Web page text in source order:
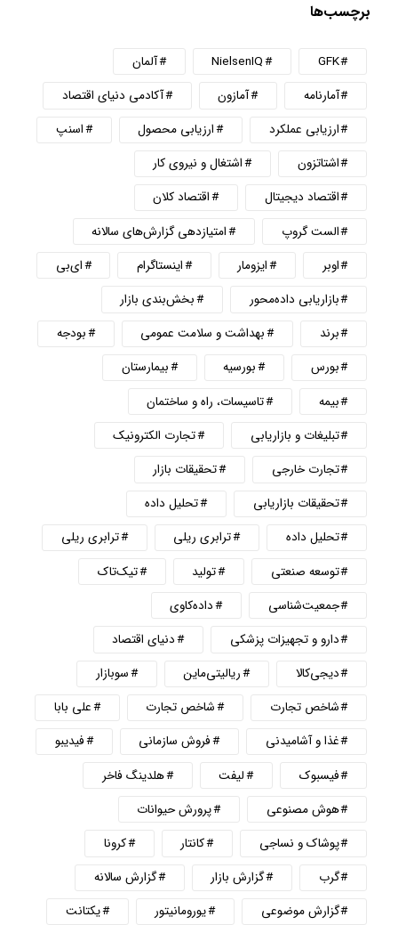
برچسب‌ها
GFK
NielsenIQ
آلمان
آمارنامه
آمازون
آکادمی دنیای اقتصاد
ارزیابی عملکرد
ارزیابی محصول
اسنپ
اشتاتزون
اشتغال و نیروی کار
اقتصاد دیجیتال
اقتصاد کلان
الست گروپ
امتیازدهی گزارش‌های سالانه
اوبر
ایزومار اینستاگرام
ای‌بی
بازاریابی داده‌محور
بخش‌بندی بازار
برند
بهداشت و سلامت عمومی
بودجه
بورس
بورسیه
بیمارستان
بیمه
تاسیسات، راه و ساختمان
تبلیغات و بازاریابی
تجارت الکترونیک
تجارت خارجی
تحقیقات بازار
تحقیقات بازاریابی
تحلیل داده
تحلیل داده
ترابری ریلی
ترابری ریلی
توسعه صنعتی
تولید
تیک‌تاک
جمعیت‌شناسی
داده‌کاوی
دارو و تجهیزات پزشکی
دنیای اقتصاد
دیجی‌کالا
ریالیتی‌ماین
سوبازار
شاخص تجارت
شاخص تجارت
علی بابا
غذا و آشامیدنی
فروش سازمانی
فیدیبو
فیسبوک
لیفت
هلدینگ فاخر
هوش مصنوعی
پرورش حیوانات
پوشاک و نساجی
کانتار
کرونا
گرب
گزارش بازار
گزارش سالانه
گزارش موضوعی
یورومانیتور یکتانت